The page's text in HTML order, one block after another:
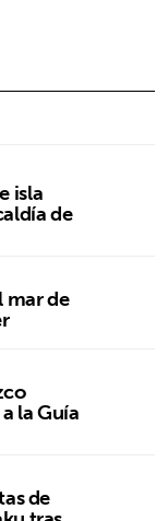
isla
de
mar de
la Guía
de